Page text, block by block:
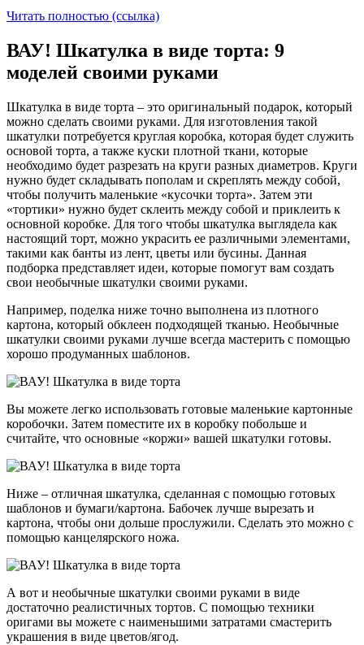
Читать полностью (ссылка)
ВАУ! Шкатулка в виде торта: 9
моделей своими руками
Шкатулка в виде торта – это оригинальный подарок, который
можно сделать своими руками. Для изготовления такой
шкатулки потребуется круглая коробка, которая будет служить
основой торта, а также куски плотной ткани, которые
необходимо будет разрезать на круги разных диаметров. Круги
нужно будет складывать пополам и скреплять между собой,
чтобы получить маленькие «кусочки торта». Затем эти
«тортики» нужно будет склеить между собой и приклеить к
основной коробке. Для того чтобы шкатулка выглядела как
настоящий торт, можно украсить ее различными элементами,
такими как банты из лент, цветы или бусины. Данная
подборка представляет идеи, которые помогут вам создать
свои необычные шкатулки своими руками.
Например, поделка ниже точно выполнена из плотного
картона, который обклеен подходящей тканью. Необычные
шкатулки своими руками лучше всегда мастерить с помощью
хорошо продуманных шаблонов.
Вы можете легко использовать готовые маленькие картонные
коробочки. Затем поместите их в коробку побольше и
считайте, что основные «коржи» вашей шкатулки готовы.
Ниже – отличная шкатулка, сделанная с помощью готовых
шаблонов и бумаги/картона. Бабочек лучше вырезать и
картона, чтобы они дольше прослужили. Сделать это можно с
помощью канцелярского ножа.
А вот и необычные шкатулки своими руками в виде
достаточно реалистичных тортов. С помощью техники
оригами вы можете с наименьшими затратами смастерить
украшения в виде цветов/ягод.